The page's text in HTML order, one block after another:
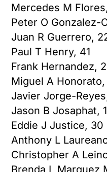
Mercedes M
Peter O Gonzalez-
Juan R Guerrero,
Paul T Henry, 41
Frank Hernandez,
Miguel A
Javier Jorge-
Jason B Josaphat,
Eddie J Justice, 30
Anthony L
Christopher A